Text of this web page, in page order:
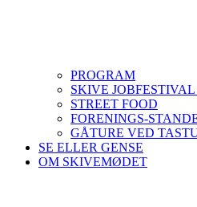
PROGRAM
SKIVE JOBFESTIVAL
STREET FOOD
FORENINGS-
GÅTURE VED
SE ELLER GENSE
OM SKIVEMØDET